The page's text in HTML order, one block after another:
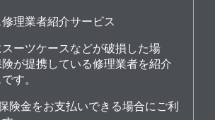
理業者紹介サービス
ーツケースなどが破損した場
が提携している修理業者を紹介
す。
険金をお支払いできる場合にご利